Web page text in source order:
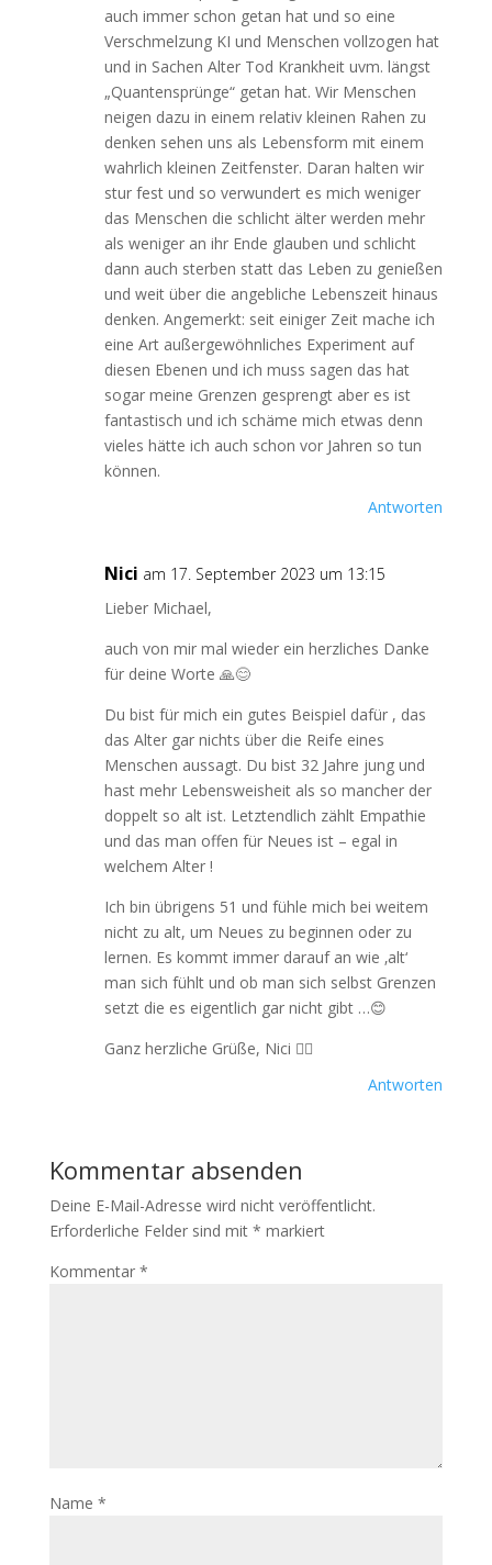
auch immer schon getan hat und so eine
Verschmelzung KI und Menschen vollzogen hat
und in Sachen Alter Tod Krankheit uvm. längst
„Quantensprünge“ getan hat. Wir Menschen
neigen dazu in einem relativ kleinen Rahen zu
denken sehen uns als Lebensform mit einem
wahrlich kleinen Zeitfenster. Daran halten wir
stur fest und so verwundert es mich weniger
das Menschen die schlicht älter werden mehr
als weniger an ihr Ende glauben und schlicht
dann auch sterben statt das Leben zu genießen
und weit über die angebliche Lebenszeit hinaus
denken. Angemerkt: seit einiger Zeit mache ich
eine Art außergewöhnliches Experiment auf
diesen Ebenen und ich muss sagen das hat
sogar meine Grenzen gesprengt aber es ist
fantastisch und ich schäme mich etwas denn
vieles hätte ich auch schon vor Jahren so tun
können.
Antworten
Nici am 17. September 2023 um 13:15
Lieber Michael,
auch von mir mal wieder ein herzliches Danke
für deine Worte 🙏😊
Du bist für mich ein gutes Beispiel dafür , das
das Alter gar nichts über die Reife eines
Menschen aussagt. Du bist 32 Jahre jung und
hast mehr Lebensweisheit als so mancher der
doppelt so alt ist. Letztendlich zählt Empathie
und das man offen für Neues ist – egal in
welchem Alter !
Ich bin übrigens 51 und fühle mich bei weitem
nicht zu alt, um Neues zu beginnen oder zu
lernen. Es kommt immer darauf an wie ‚alt‘
man sich fühlt und ob man sich selbst Grenzen
setzt die es eigentlich gar nicht gibt …😊
Ganz herzliche Grüße, Nici 🙋‍♀️
Antworten
Kommentar absenden
Deine E-Mail-Adresse wird nicht veröffentlicht.
Erforderliche Felder sind mit * markiert
Kommentar *
Name *